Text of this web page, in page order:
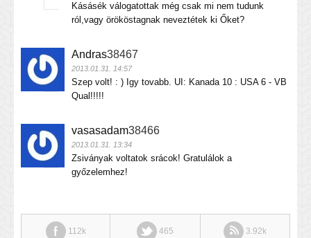
Kásásék válogatottak még csak mi nem tudunk
ról,vagy örököstagnak neveztétek ki Őket?
Andras38467
2013.01.31. 14:57
Szep volt! : ) Igy tovabb. UI: Kanada 10 : USA 6 - VB
Qual!!!!!
vasasadam38466
2013.01.31. 13:34
Zsiványak voltatok srácok! Gratulálok a
győzelemhez!
112k 465 3.92k